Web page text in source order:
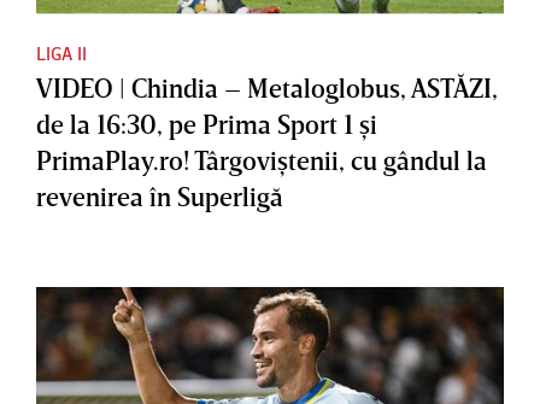
LIGA II
VIDEO | Chindia – Metaloglobus, ASTĂZI,
de la 16:30, pe Prima Sport 1 şi
PrimaPlay.ro! Târgoviştenii, cu gândul la
revenirea în Superligă